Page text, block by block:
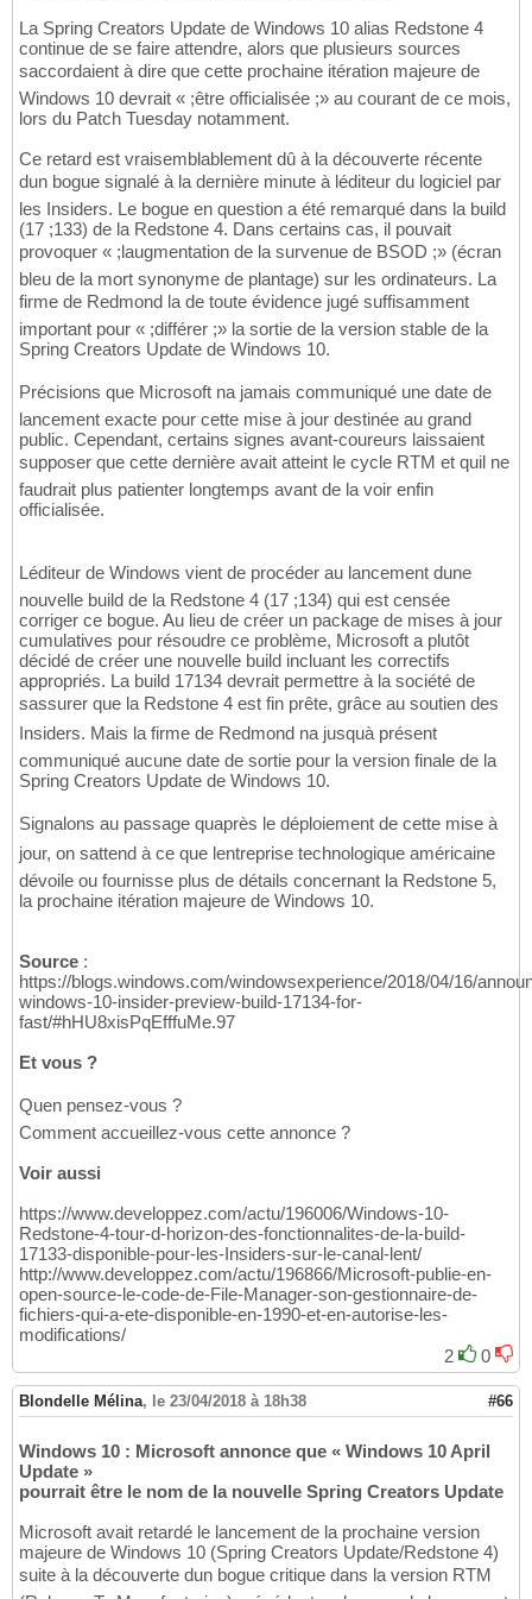
La Spring Creators Update de Windows 10 alias Redstone 4
continue de se faire attendre, alors que plusieurs sources
saccordaient à dire que cette prochaine itération majeure de
Windows 10 devrait « ;être officialisée ;» au courant de ce mois,
lors du Patch Tuesday notamment.
Ce retard est vraisemblablement dû à la découverte récente
dun bogue signalé à la dernière minute à léditeur du logiciel par
les Insiders. Le bogue en question a été remarqué dans la build
(17 ;133) de la Redstone 4. Dans certains cas, il pouvait
provoquer « ;laugmentation de la survenue de BSOD ;» (écran
bleu de la mort synonyme de plantage) sur les ordinateurs. La
firme de Redmond la de toute évidence jugé suffisamment
important pour « ;différer ;» la sortie de la version stable de la
Spring Creators Update de Windows 10.
Précisions que Microsoft na jamais communiqué une date de
lancement exacte pour cette mise à jour destinée au grand
public. Cependant, certains signes avant-coureurs laissaient
supposer que cette dernière avait atteint le cycle RTM et quil ne
faudrait plus patienter longtemps avant de la voir enfin
officialisée.
Léditeur de Windows vient de procéder au lancement dune
nouvelle build de la Redstone 4 (17 ;134) qui est censée
corriger ce bogue. Au lieu de créer un package de mises à jour
cumulatives pour résoudre ce problème, Microsoft a plutôt
décidé de créer une nouvelle build incluant les correctifs
appropriés. La build 17134 devrait permettre à la société de
sassurer que la Redstone 4 est fin prête, grâce au soutien des
Insiders. Mais la firme de Redmond na jusquà présent
communiqué aucune date de sortie pour la version finale de la
Spring Creators Update de Windows 10.
Signalons au passage quaprès le déploiement de cette mise à
jour, on sattend à ce que lentreprise technologique américaine
dévoile ou fournisse plus de détails concernant la Redstone 5,
la prochaine itération majeure de Windows 10.
Source :
https://blogs.windows.com/windowsexperience/2018/04/16/
windows-10-insider-preview-build-17134-for-
fast/#hHU8xisPqEfffuMe.97
Et vous ?
Quen pensez-vous ?
Comment accueillez-vous cette annonce ?
Voir aussi
https://www.developpez.com/actu/196006/Windows-10-
Redstone-4-tour-d-horizon-des-fonctionnalites-de-la-build-
17133-disponible-pour-les-Insiders-sur-le-canal-lent/
http://www.developpez.com/actu/196866/Microsoft-publie-en-
open-source-le-code-de-File-Manager-son-gestionnaire-de-
fichiers-qui-a-ete-disponible-en-1990-et-en-autorise-les-
modifications/
2
0
Blondelle Mélina, le 23/04/2018 à 18h38 #66
Windows 10 : Microsoft annonce que « Windows 10 April
Update »
pourrait être le nom de la nouvelle Spring Creators Update
Microsoft avait retardé le lancement de la prochaine version
majeure de Windows 10 (Spring Creators Update/Redstone 4)
suite à la découverte dun bogue critique dans la version RTM